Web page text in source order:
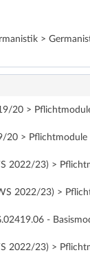
>
20 >
20 > Pflichtmodule
2022/23) >
2022/23) >
-
2022/23) >